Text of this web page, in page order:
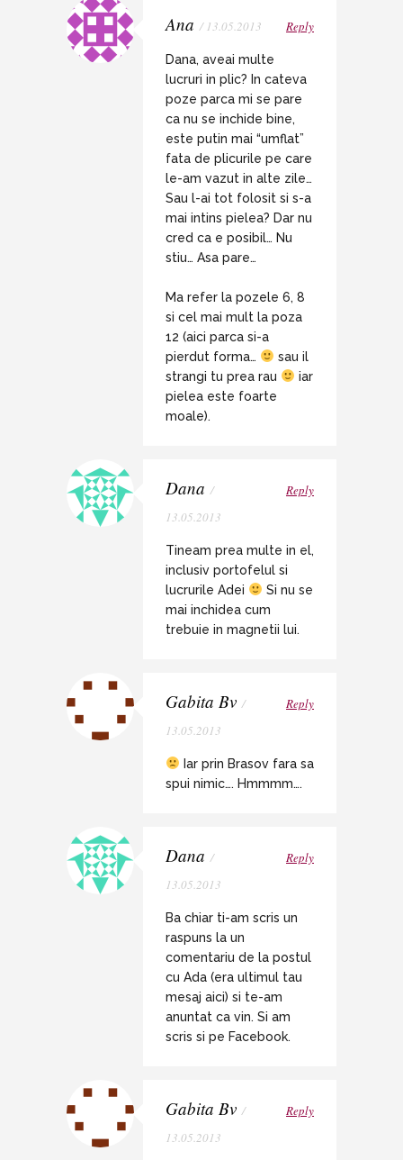
Ana / 13.05.2013 Reply
Dana, aveai multe
lucruri in plic? In cateva
poze parca mi se pare
ca nu se inchide bine,
este putin mai “umflat”
fata de plicurile pe care
le-am vazut in alte zile…
Sau l-ai tot folosit si s-a
mai intins pielea? Dar nu
cred ca e posibil… Nu
stiu… Asa pare…
Ma refer la pozele 6, 8
si cel mai mult la poza
12 (aici parca si-a
pierdut forma…
sau il
strangi tu prea rau
iar
pielea este foarte
moale).
Dana /
13.05.2013
Reply
Tineam prea multe in el,
inclusiv portofelul si
lucrurile Adei
Si nu se
mai inchidea cum
trebuie in magnetii lui.
Gabita Bv /
13.05.2013
Reply
Iar prin Brasov fara sa
spui nimic…. Hmmmm….
Dana /
13.05.2013
Reply
Ba chiar ti-am scris un
raspuns la un
comentariu de la postul
cu Ada (era ultimul tau
mesaj aici) si te-am
anuntat ca vin. Si am
scris si pe Facebook.
Gabita Bv /
13.05.2013
Reply